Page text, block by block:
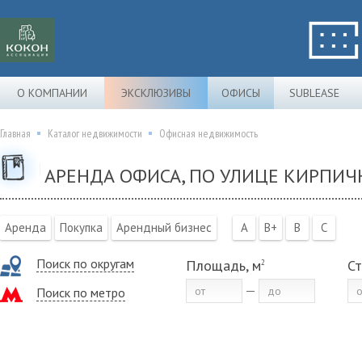
О КОМПАНИИ ЭКСКЛЮЗИВЫ ОФИСЫ SUBLEASE
Главная Каталог недвижимости Офисная недвижимость
АРЕНДА ОФИСА, ПО УЛИЦЕ
Аренда Покупка Арендный бизнес A B+ B C
Поиск по округам
Поиск по метро
Площадь, м2